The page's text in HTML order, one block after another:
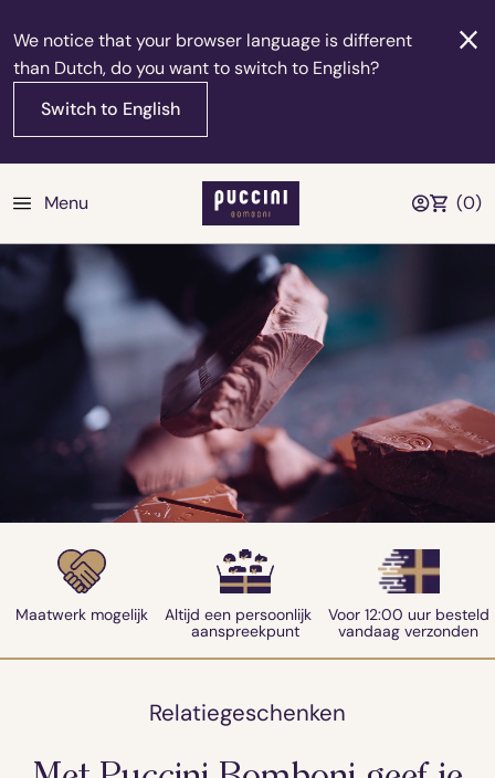
We notice that your browser language is different
than Dutch, do you want to switch to English?
Switch to English
Menu (0)
Maatwerk mogelijk
Altijd een persoonlijk
aanspreekpunt
Voor 12:00 uur besteld
vandaag verzonden
Relatiegeschenken